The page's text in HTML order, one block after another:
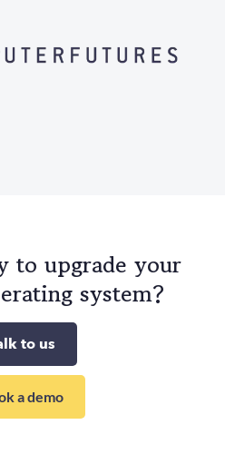
to upgrade your
system?
to us
a demo